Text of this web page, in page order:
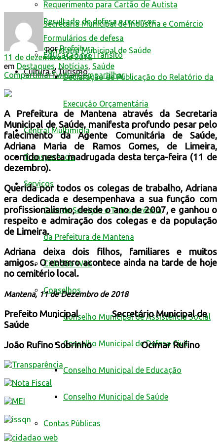
Requerimento para Cartão de Autista
Resultado de defesa e recursos
Formulários de defesa
Educação no Trânsito
Cultura e Turismo
Secretaria Municipal de Indústria e Comércio
Secretaria Municipal de Saúde
Declaração de Publicação do Relatório da
Execução Orçamentária
Central Multimídia
Transparência
Serviços
Guia de Serviços e Transparência
da Prefeitura de Mantena
Cidadão Web
Conselhos
Conselho Municipal de Assistência Social
Conselho Municipal de Defesa Civil
Conselho Municipal de Educação
Conselho Municipal de Saúde
Contas Públicas
por Prefeitura
11 de dezembro de 2018
em Destaques, Notícias, Saúde
CompartilharTwittarCompartilhar
A Prefeitura de Mantena através da Secretaria
Municipal de Saúde, manifesta profundo pesar pelo
falecimento da Agente Comunitária de Saúde,
Adriana Maria de Ramos Gomes, de Limeira,
ocorrido nesta madrugada desta terça-feira (11 de
dezembro).
Querida por todos os colegas de trabalho, Adriana
era dedicada e desempenhava a sua função com
profissionalismo, desde o ano de 2007, e ganhou o
respeito e admiração dos colegas e da população
de Limeira.
Adriana deixa dois filhos, familiares e muitos
amigos. O enterro acontece ainda na tarde de hoje
no cemitério local.
Mantena, 11 de Dezembro de 2018
Prefeito Municipal Secretário Municipal de
Saúde
João Rufino Sobrinho Ocimar Rufino